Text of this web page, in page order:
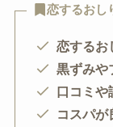
恋するおし
恋するお
黒ずみや
口コミや
コスパが